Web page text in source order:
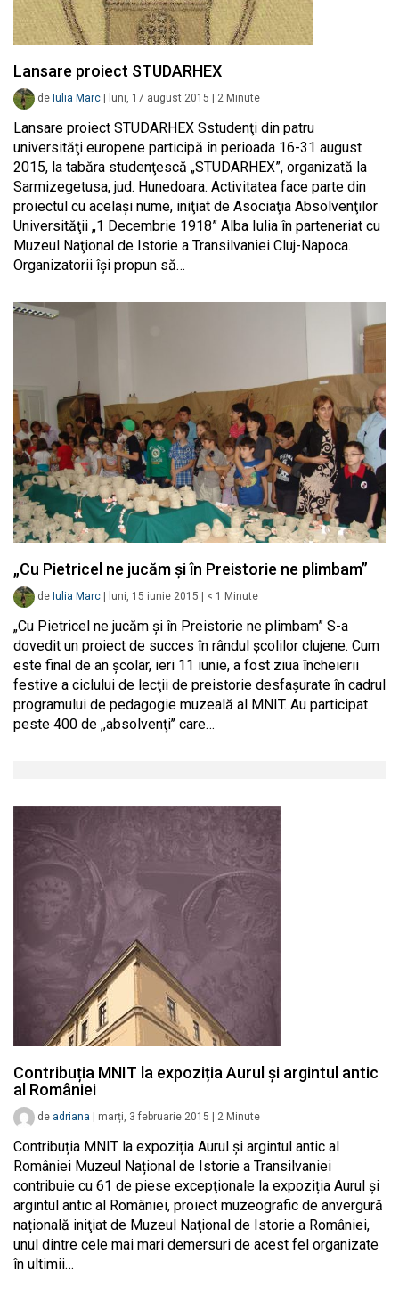
Lansare proiect STUDARHEX
de Iulia Marc luni, 17 august 2015 2 Minute
Lansare proiect STUDARHEX Sstudenţi din patru
universităţi europene participă în perioada 16-31 august
2015, la tabăra studenţescă „STUDARHEX”, organizată la
Sarmizegetusa, jud. Hunedoara. Activitatea face parte din
proiectul cu acelaşi nume, iniţiat de Asociaţia Absolvenţilor
Universităţii „1 Decembrie 1918” Alba Iulia în parteneriat cu
Muzeul Naţional de Istorie a Transilvaniei Cluj-Napoca.
Organizatorii îşi propun să…
„Cu Pietricel ne jucăm şi în Preistorie ne plimbam”
de Iulia Marc luni, 15 iunie 2015 < 1 Minute
„Cu Pietricel ne jucăm şi în Preistorie ne plimbam” S-a
dovedit un proiect de succes în rândul şcolilor clujene. Cum
este final de an şcolar, ieri 11 iunie, a fost ziua încheierii
festive a ciclului de lecţii de preistorie desfaşurate în cadrul
programului de pedagogie muzeală al MNIT. Au participat
peste 400 de ‚,absolvenţi’’ care…
Contribuția MNIT la expoziția Aurul și argintul antic
al României
de adriana marți, 3 februarie 2015 2 Minute
Contribuția MNIT la expoziția Aurul și argintul antic al
României Muzeul Național de Istorie a Transilvaniei
contribuie cu 61 de piese excepţionale la expoziția Aurul și
argintul antic al României, proiect muzeografic de anvergură
națională iniţiat de Muzeul Naţional de Istorie a României,
unul dintre cele mai mari demersuri de acest fel organizate
în ultimii…